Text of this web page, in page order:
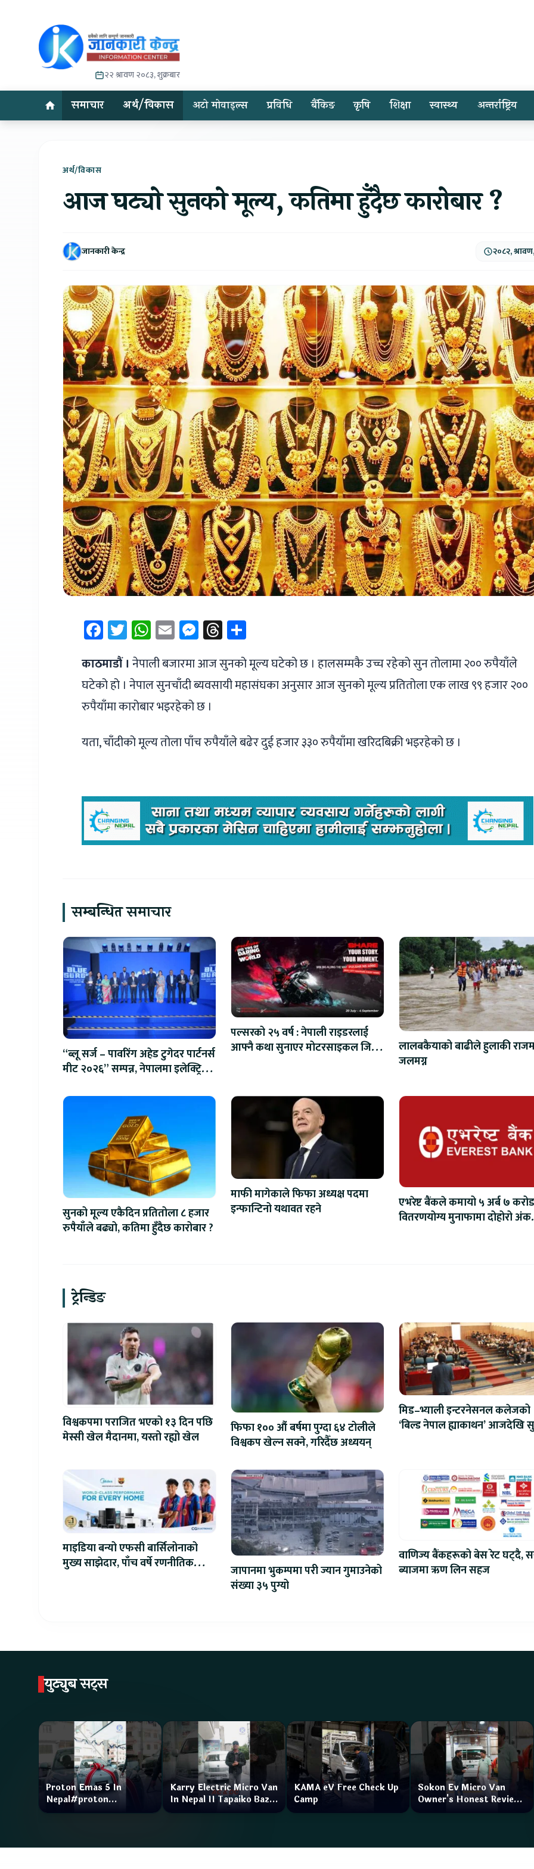
२२ श्रावण २०८३, शुक्रबार
समाचार अर्थ/विकास अटो मोवाइल्स प्रविधि बैंकिङ कृषि शिक्षा स्वास्थ्य अन्तर्राष्ट्रिय
अर्थ/विकास
आज घट्यो सुनको मूल्य, कतिमा हुँदैछ कारोबार ?
जानकारी केन्द्र २०८२,
Facebook
Twitter
WhatsApp
EmailMessenger
Threads
काठमाडौं । नेपाली बजारमा आज सुनको मूल्य घटेको छ । हालसम्मकै उच्च रहेको सुन तोलामा २०० रुपैयाँले
घटेको हो । नेपाल सुनचाँदी ब्यवसायी महासंघका अनुसार आज सुनको मूल्य प्रतितोला एक लाख ९९ हजार २००
रुपैयाँमा कारोबार भइरहेको छ ।
यता, चाँदीको मूल्य तोला पाँच रुपैयाँले बढेर दुई हजार ३३० रुपैयाँमा खरिदबिक्री भइरहेको छ ।
सम्बन्धित समाचार
“ब्लू सर्ज – पावरिंग अहेड टुगेदर पार्टनर्स
मीट २०२६” सम्पन्न, नेपालमा इलेक्ट्रिक
पल्सरको २५ वर्ष : नेपाली राइडरलाई
आफ्नै कथा सुनाएर मोटरसाइकल जित्ने
लालबकैयाको बाढीले हुलाकी
जलमग्न
सुनको मूल्य एकैदिन प्रतितोला ८ हजार
रुपैयाँले बढ्यो, कतिमा हुँदैछ कारोबार ?
माफी मागेकाले फिफा अध्यक्ष पदमा
इन्फान्टिनो यथावत रहने
एभरेष्ट बैंकले कमायो ५ अर्ब ७
वितरणयोग्य मुनाफामा दोहोरो
ट्रेन्डिङ
विश्वकपमा पराजित भएको १३ दिन पछि
मेस्सी खेल मैदानमा, यस्तो रह्यो खेल
फिफा १०० औं बर्षमा पुग्दा ६४ टोलीले
विश्वकप खेल्न सक्ने, गरिदैँछ अध्ययन्
मिड–भ्याली इन्टरनेसनल कलेजको
‘बिल्ड नेपाल ह्याकाथन’ आजदेखि
माइडिया बन्यो एफसी बार्सिलोनाको
मुख्य साझेदार, पाँच वर्षे रणनीतिक
जापानमा भुकम्पमा परी ज्यान गुमाउनेको
संख्या ३५ पुग्यो
वाणिज्य बैंकहरूको बेस रेट घट्दै,
ब्याजमा ऋण लिन सहज
युट्युब सट्स
Proton Emas 5 In
Nepal#proton
#protonemas5#protonnepal#evcarnepal
Karry Electric Micro Van
In Nepal II Tapaiko Bazar
II Jankari Kendra
KAMA eV Free Check Up
Camp
Sokon Ev Micro Van
Owner's Honest Review
How is the service?